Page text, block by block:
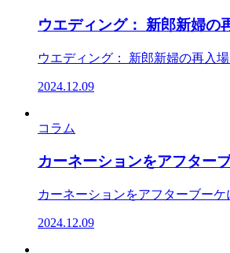
ウエディング： 新郎新婦の
ウエディング： 新郎新婦の再入
2024.12.09
コラム
カーネーションをアフター
カーネーションをアフターブー
2024.12.09